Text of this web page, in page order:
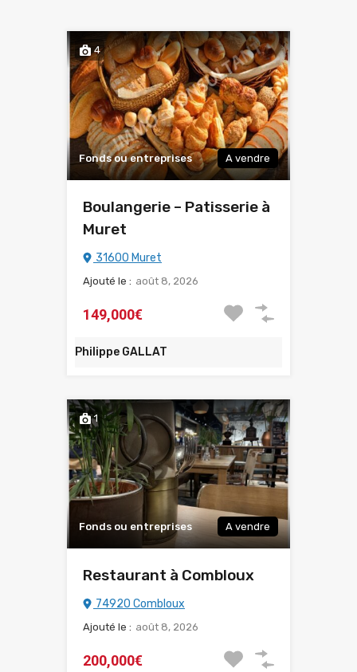
4
Fonds ou entreprises A vendre
Boulangerie – Patisserie à
Muret
31600 Muret
Ajouté le : août 8, 2026
149,000€
Philippe GALLAT
1
Fonds ou entreprises A vendre
Restaurant à Combloux
74920 Combloux
Ajouté le : août 8, 2026
200,000€